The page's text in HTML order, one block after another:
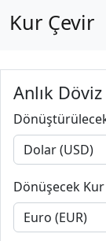
Kur Çevir
Anlık
Dönüşecek Kur